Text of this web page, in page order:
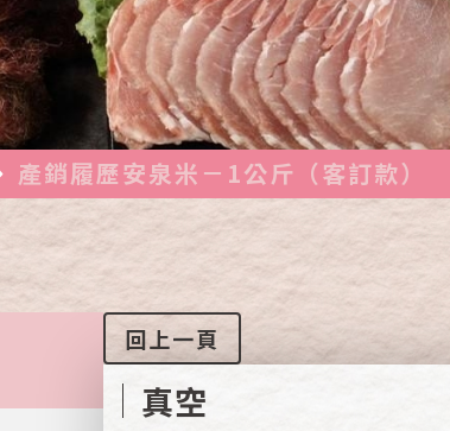
產銷履歷安泉米－1公斤（客訂款）
回上一頁
真空